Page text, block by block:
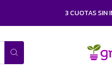
3 CUOTAS SIN INTERÉS